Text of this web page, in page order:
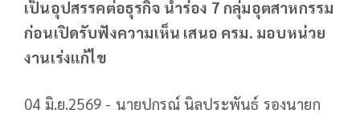
เป็นอุปสรรคต่อธุรกิจ นำร่อง 7 กลุ่มอุตสาหกรรม
ก่อนเปิดรับฟังความเห็น เสนอ ครม. มอบหน่วย
งานเร่งแก้ไข
04 มิ.ย.2569 - นายปกรณ์ นิลประพันธ์ รองนายก